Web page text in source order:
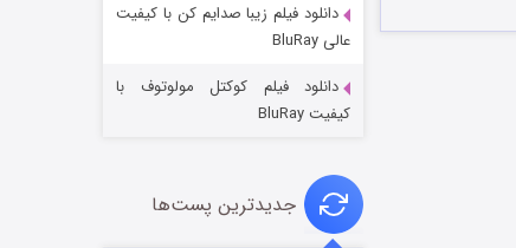
عملیات آپارتمان
دانلود فیلم زیبا صدایم کن با کیفیت
عالی BluRay
دانلود فیلم کوکتل مولوتوف با
کیفیت BluRay
جدیدترین پست‌ها